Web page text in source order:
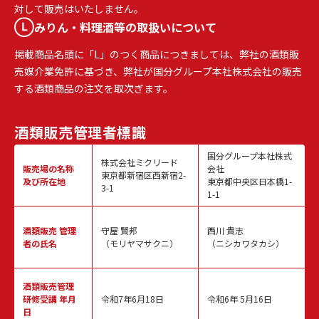
対して販売はいたしません。
みりん・料理酒等の取扱いについて
掲載商品名頭に「L」のつく商品につきましては、弊社の酒類販
売媒介業免許に基づき、弊社が国分グループ本社株式会社の販売
する酒類商品の注文を取次ぎます。
酒類販売管理者標識
販売場の名称
及び所在地
酒類販売管理
者の氏名
酒類販売管理
研修受講 年月
日
株式会社ミクリード
東京都新宿区西新宿2-
3-1
守屋 賢邦
（モリヤマサクニ）
令和7年6月18日
国分グループ本社株式
会社
東京都中央区日本橋1-
1-1
西川 貴志
（ニシカワタカシ）
令和6年 5月16日